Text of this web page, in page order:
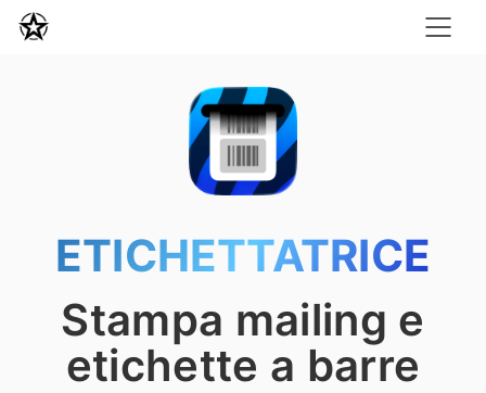
ETICHETTATRICE
Stampa mailing e
etichette a barre